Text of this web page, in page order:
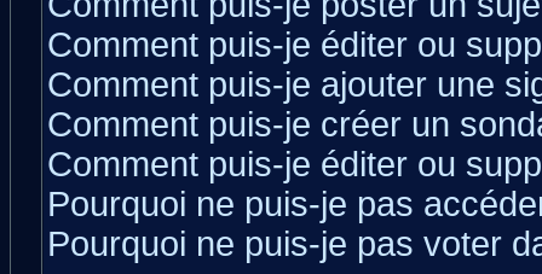
Comment puis-je éditer ou
Comment puis-je ajouter une
Comment puis-je créer un
Comment puis-je éditer ou
Pourquoi ne puis-je pas
Pourquoi ne puis-je pas voter